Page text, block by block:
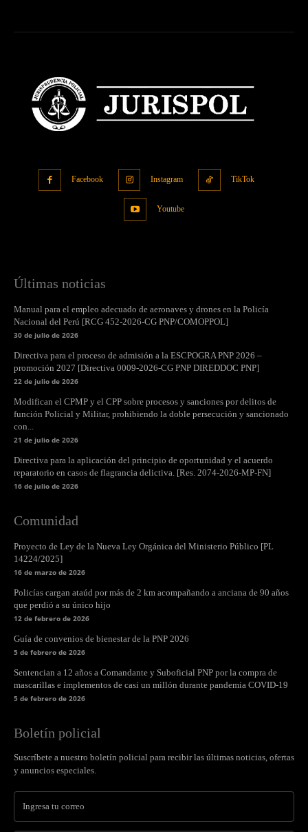
Facebook Instagram TikTok
Youtube
Últimas noticias
Manual para el empleo adecuado de aeronaves y drones en la Policía
Nacional del Perú [RCG 452-2026-CG PNP/COMOPPOL]
30 de julio de 2026
Directiva para el proceso de admisión a la ESCPOGRA PNP 2026 –
promoción 2027 [Directiva 0009-2026-CG PNP DIREDDOC PNP]
22 de julio de 2026
Modifican el CPMP y el CPP sobre procesos y sanciones por delitos de
función Policial y Militar, prohibiendo la doble persecución y sancionado
con...
21 de julio de 2026
Directiva para la aplicación del principio de oportunidad y el acuerdo
reparatorio en casos de flagrancia delictiva. [Res. 2074-2026-MP-FN]
16 de julio de 2026
Comunidad
Proyecto de Ley de la Nueva Ley Orgánica del Ministerio Público [PL
14224/2025]
16 de marzo de 2026
Policías cargan ataúd por más de 2 km acompañando a anciana de 90 años
que perdió a su único hijo
12 de febrero de 2026
Guía de convenios de bienestar de la PNP 2026
5 de febrero de 2026
Sentencian a 12 años a Comandante y Suboficial PNP por la compra de
mascarillas e implementos de casi un millón durante pandemia COVID-19
5 de febrero de 2026
Boletín policial
Suscríbete a nuestro boletín policial para recibir las últimas noticias, ofertas
y anuncios especiales.